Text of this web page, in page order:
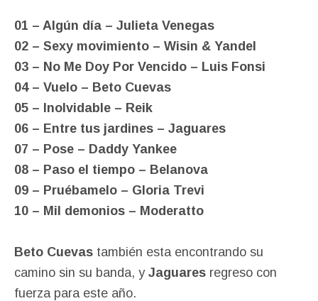
01 – Algún día – Julieta Venegas
02 – Sexy movimiento – Wisin & Yandel
03 – No Me Doy Por Vencido – Luis Fonsi
04 – Vuelo – Beto Cuevas
05 – Inolvidable – Reik
06 – Entre tus jardines – Jaguares
07 – Pose – Daddy Yankee
08 – Paso el tiempo – Belanova
09 – Pruébamelo – Gloria Trevi
10 – Mil demonios – Moderatto
Beto Cuevas también esta encontrando su
camino sin su banda, y Jaguares regreso con
fuerza para este año.